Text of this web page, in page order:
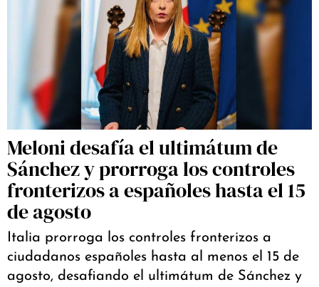
Meloni desafía el ultimátum de
Sánchez y prorroga los controles
fronterizos a españoles hasta el 15
de agosto
Italia prorroga los controles fronterizos a
ciudadanos españoles hasta al menos el 15 de
agosto, desafiando el ultimátum de Sánchez y